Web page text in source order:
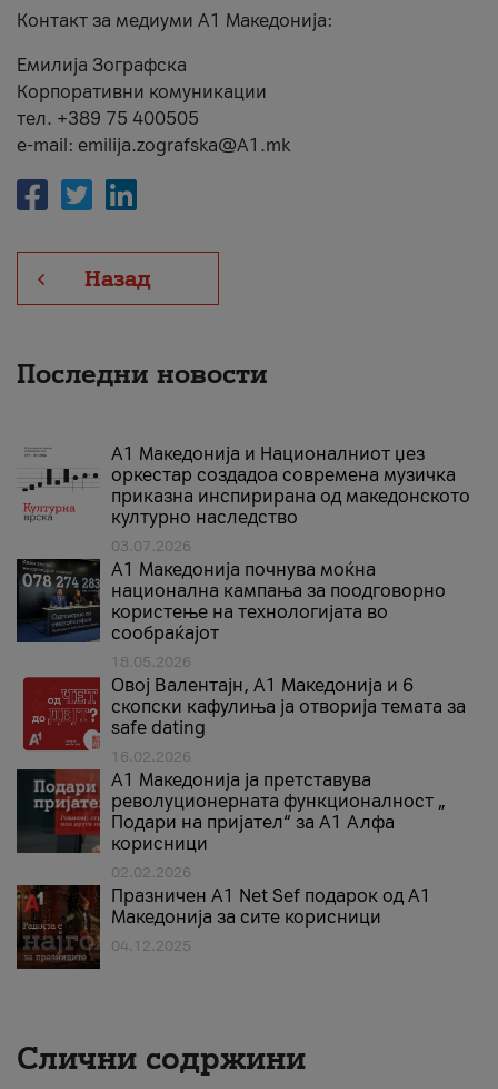
Контакт за медиуми А1 Македонија:
Емилија Зографска
Корпоративни комуникации
тел. +389 75 400505
e-mail: emilija.zografska@A1.mk
Назад
Последни новости
А1 Македонија и Националниот џез
оркестар создадоа современа музичка
приказна инспирирана од македонското
културно наследство
03.07.2026
A1 Македонија почнува моќна
национална кампања за поодговорно
користење на технологијата во
сообраќајот
18.05.2026
Овој Валентајн, A1 Македонија и 6
скопски кафулиња ја отворија темата за
safe dating
16.02.2026
А1 Македонија ја претставува
револуционерната функционалност „
Подари на пријател“ за А1 Алфа
корисници
02.02.2026
Празничен A1 Net Sеf подарок од А1
Македонија за сите корисници
04.12.2025
Слични содржини